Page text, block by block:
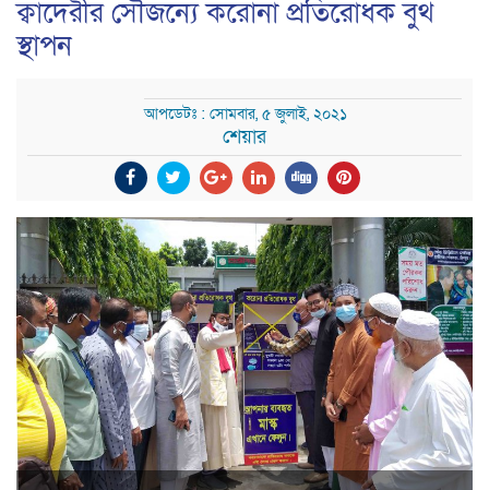
ক্বাদেরীর সৌজন্যে করোনা প্রতিরোধক বুথ
স্থাপন
আপডেটঃ : সোমবার, ৫ জুলাই, ২০২১
শেয়ার